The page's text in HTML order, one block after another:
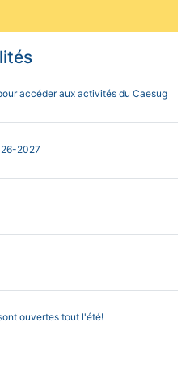
accéder aux activités du Caesug
2027
ouvertes tout l'été!